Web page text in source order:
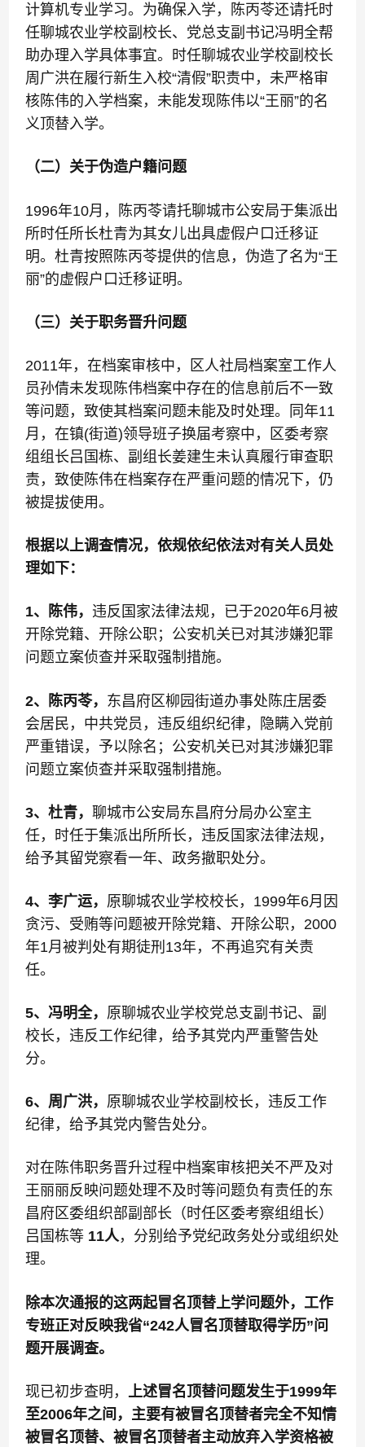
计算机专业学习。为确保入学，陈丙苓还请托时
任聊城农业学校副校长、党总支副书记冯明全帮
助办理入学具体事宜。时任聊城农业学校副校长
周广洪在履行新生入校“清假”职责中，未严格审
核陈伟的入学档案，未能发现陈伟以“王丽”的名
义顶替入学。
（二）关于伪造户籍问题
1996年10月，陈丙苓请托聊城市公安局于集派出
所时任所长杜青为其女儿出具虚假户口迁移证
明。杜青按照陈丙苓提供的信息，伪造了名为“王
丽”的虚假户口迁移证明。
（三）关于职务晋升问题
2011年，在档案审核中，区人社局档案室工作人
员孙倩未发现陈伟档案中存在的信息前后不一致
等问题，致使其档案问题未能及时处理。同年11
月，在镇(街道)领导班子换届考察中，区委考察
组组长吕国栋、副组长姜建生未认真履行审查职
责，致使陈伟在档案存在严重问题的情况下，仍
被提拔使用。
根据以上调查情况，依规依纪依法对有关人员处
理如下：
1、陈伟， 违反国家法律法规，已于2020年6月被
开除党籍、开除公职；公安机关已对其涉嫌犯罪
问题立案侦查并采取强制措施。
2、陈丙苓， 东昌府区柳园街道办事处陈庄居委
会居民，中共党员，违反组织纪律，隐瞒入党前
严重错误，予以除名；公安机关已对其涉嫌犯罪
问题立案侦查并采取强制措施。
3、杜青，聊城市公安局东昌府分局办公室主
任，时任于集派出所所长，违反国家法律法规，
给予其留党察看一年、政务撤职处分。
4、李广运， 原聊城农业学校校长，1999年6月因
贪污、受贿等问题被开除党籍、开除公职，2000
年1月被判处有期徒刑13年，不再追究有关责
任。
5、冯明全， 原聊城农业学校党总支副书记、副
校长，违反工作纪律，给予其党内严重警告处
分。
6、周广洪， 原聊城农业学校副校长，违反工作
纪律，给予其党内警告处分。
对在陈伟职务晋升过程中档案审核把关不严及对
王丽丽反映问题处理不及时等问题负有责任的东
昌府区委组织部副部长（时任区委考察组组长）
吕国栋等 11人，分别给予党纪政务处分或组织处
理。
除本次通报的这两起冒名顶替上学问题外，工作
专班正对反映我省“242人冒名顶替取得学历”问
题开展调查。
现已初步查明，
上述冒名顶替问题发生于1999年
至2006年之间，主要有被冒名顶替者完全不知情
被冒名顶替、被冒名顶替者主动放弃入学资格被